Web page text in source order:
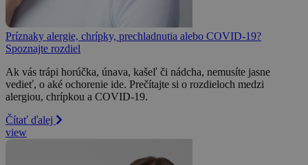
Príznaky alergie, chrípky, prechladnutia alebo COVID-19?
Spoznajte rozdiel
Ak vás trápi horúčka, únava, kašeľ či nádcha, nemusíte jasne
vedieť, o aké ochorenie ide. Prečítajte si o rozdieloch medzi
alergiou, chrípkou a COVID-19.
Čítať ďalej
view